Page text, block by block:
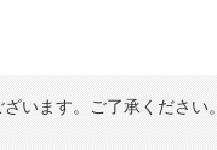
います。ご了承ください。